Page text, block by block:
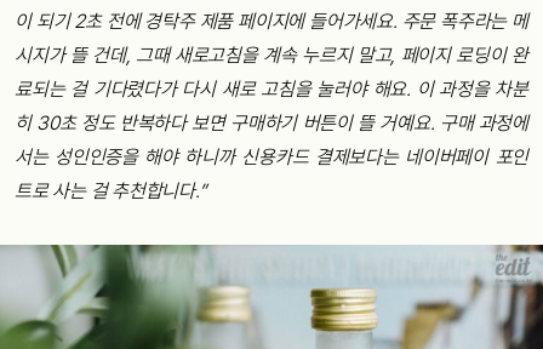
이 되기 2초 전에 경탁주 제품 페이지에 들어가세요. 주문 폭주라는 메
시지가 뜰 건데, 그때 새로고침을 계속 누르지 말고, 페이지 로딩이 완
료되는 걸 기다렸다가 다시 새로 고침을 눌러야 해요. 이 과정을 차분
히 30초 정도 반복하다 보면 구매하기 버튼이 뜰 거예요. 구매 과정에
서는 성인인증을 해야 하니까 신용카드 결제보다는 네이버페이 포인
트로 사는 걸 추천합니다.”